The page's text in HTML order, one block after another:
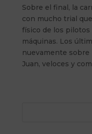
Sobre el final, la
con mucho trial
físico de los pilotos
máquinas. Los
nuevamente sobre
Juan, veloces y